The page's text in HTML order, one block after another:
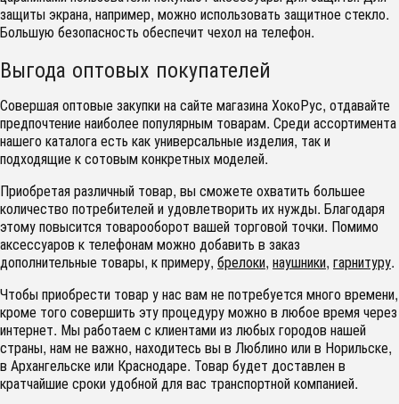
защиты экрана, например, можно использовать защитное стекло.
Большую безопасность обеспечит чехол на телефон.
Выгода оптовых покупателей
Совершая оптовые закупки на сайте магазина ХокоРус, отдавайте
предпочтение наиболее популярным товарам. Среди ассортимента
нашего каталога есть как универсальные изделия, так и
подходящие к сотовым конкретных моделей.
Приобретая различный товар, вы сможете охватить большее
количество потребителей и удовлетворить их нужды. Благодаря
этому повысится товарооборот вашей торговой точки. Помимо
аксессуаров к телефонам можно добавить в заказ
дополнительные товары, к примеру, брелоки, наушники, гарнитуру.
Чтобы приобрести товар у нас вам не потребуется много времени,
кроме того совершить эту процедуру можно в любое время через
интернет. Мы работаем с клиентами из любых городов нашей
страны, нам не важно, находитесь вы в Люблино или в Норильске,
в Архангельске или Краснодаре. Товар будет доставлен в
кратчайшие сроки удобной для вас транспортной компанией.